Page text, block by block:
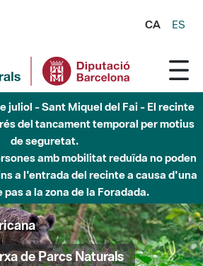
CA ES
juliol - Sant Miquel del Fai - El recinte
del tancament temporal per motius
de seguretat.
amb mobilitat reduïda no poden
a l'entrada del recinte a causa d'una
a la zona de la Foradada.
de Parcs Naturals